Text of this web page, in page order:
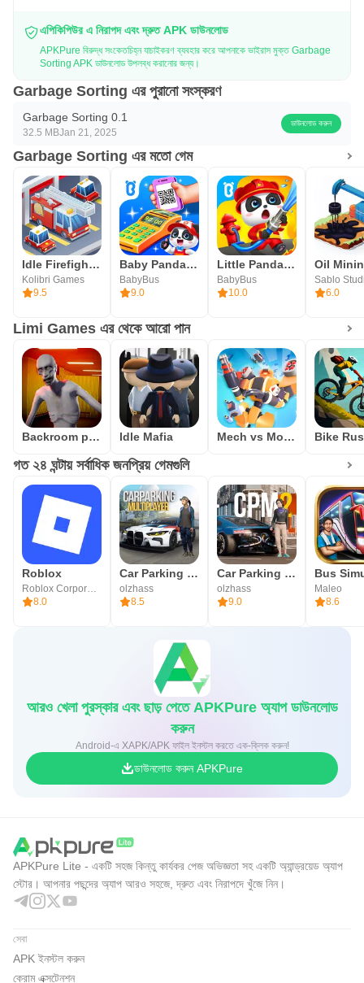
এপিকিপিউর এ নিরাপদ এবং দ্রুত APK ডাউনলোড
APKPure বিরুদ্ধ সংকেতচিহ্ন যাচাইকরণ ব্যবহার করে আপনাকে ভাইরাস মুক্ত Garbage
Sorting APK ডাউনলোড উপলব্ধ করানোর জন্য।
Garbage Sorting এর পুরানো সংস্করণ
Garbage Sorting 0.1
32.5 MBJan 21, 2025
ডাউনলোড করুন
Garbage Sorting এর মতো গেম
Idle Firefighter Tycoon
Kolibri Games
9.5
Baby Panda's Town: Supermarket
BabyBus
9.0
Little Panda Fireman
BabyBus
10.0
Sablo
6.0
Limi Games এর থেকে আরো পান
Backroom predator Idle Mafia Mech vs Monsters Bike
গত ২৪ ঘন্টায় সর্বাধিক জনপ্রিয় গেমগুলি
Roblox
Roblox Corporation
8.0
Car Parking Multiplayer
olzhass
8.5
Car Parking Multiplayer 2
olzhass
9.0
Maleo
8.6
আরও খেলা পুরস্কার এবং ছাড় পেতে APKPure অ্যাপ ডাউনলোড
করুন
Android-এ XAPK/APK ফাইল ইনস্টল করতে এক-ক্লিক করুন!
ডাউনলোড করুন APKPure
APKPure Lite - একটি সহজ কিন্তু কার্যকর পেজ অভিজ্ঞতা সহ একটি অ্যান্ড্রয়েড অ্যাপ
স্টোর। আপনার পছন্দের অ্যাপ আরও সহজে, দ্রুত এবং নিরাপদে খুঁজে নিন।
সেবা
APK ইনস্টল করুন
ক্রোম এক্সটেনশন